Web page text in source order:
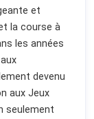
et
la course à
les années
devenu
aux Jeux
seulement